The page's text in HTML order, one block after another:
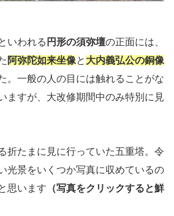
いわれる 円形の須弥壇の正面には、
阿弥陀如来坐像と 大内義弘公の銅像
。一般の人の目には触れることがな
ますが、大改修期間中のみ特別に見
折たまに見に行っていた五重塔。令
光景をいくつか写真に収めているの
思います （写真をクリックすると鮮